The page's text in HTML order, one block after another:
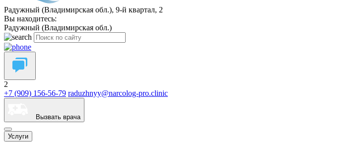
Радужный (Владимирская обл.), 9-й квартал, 2
Вы находитесь:
Радужный (Владимирская обл.)
2
+7 (909) 156-56-79 raduzhnyy@narcolog-pro.clinic
Вызвать врача
Услуги